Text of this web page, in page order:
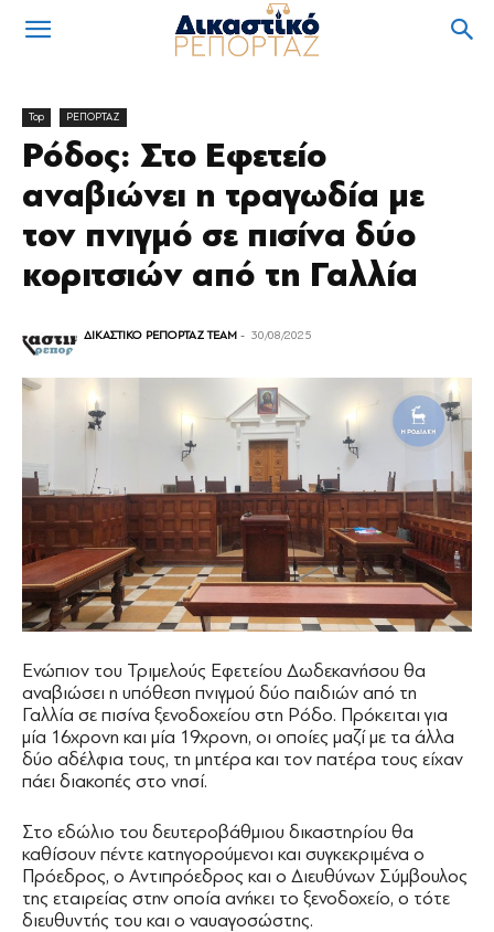
Top ΡΕΠΟΡΤΑΖ
Ρόδος: Στο Εφετείο
αναβιώνει η τραγωδία με
τον πνιγμό σε πισίνα δύο
κοριτσιών από τη Γαλλία
ΔΙΚΑΣΤΙΚΟ ΡΕΠΟΡΤΑΖ TEAM - 30/08/2025
Ενώπιον του Τριμελούς Εφετείου Δωδεκανήσου θα
αναβιώσει η υπόθεση πνιγμoύ δύο παιδιών από τη
Γαλλία σε πισίνα ξενοδοχείου στη Ρόδο. Πρόκειται για
μία 16χρονη και μία 19χρονη, οι οποίες μαζί με τα άλλα
δύο αδέλφια τους, τη μητέρα και τον πατέρα τους είχαν
πάει διακοπές στο νησί.
Στο εδώλιο του δευτεροβάθμιου δικαστηρίου θα
καθίσουν πέντε κατηγορούμενοι και συγκεκριμένα ο
Πρόεδρος, ο Αντιπρόεδρος και ο Διευθύνων Σύμβουλος
της εταιρείας στην οποία ανήκει το ξενοδοχείο, ο τότε
διευθυντής του και ο ναυαγοσώστης.